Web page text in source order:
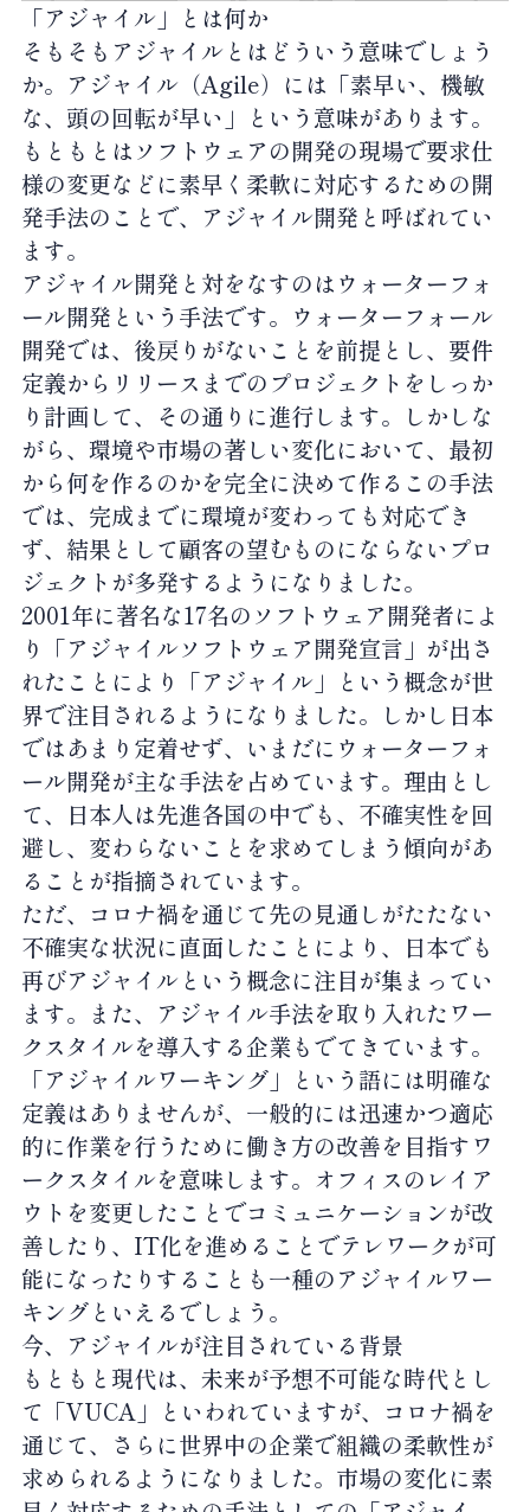
「アジャイル」とは何か
そもそもアジャイルとはどういう意味でしょう
か。アジャイル（Agile）には「素早い、機敏
な、頭の回転が早い」という意味があります。
もともとはソフトウェアの開発の現場で要求仕
様の変更などに素早く柔軟に対応するための開
発手法のことで、アジャイル開発と呼ばれてい
ます。
アジャイル開発と対をなすのはウォーターフォ
ール開発という手法です。ウォーターフォール
開発では、後戻りがないことを前提とし、要件
定義からリリースまでのプロジェクトをしっか
り計画して、その通りに進行します。しかしな
がら、環境や市場の著しい変化において、最初
から何を作るのかを完全に決めて作るこの手法
では、完成までに環境が変わっても対応でき
ず、結果として顧客の望むものにならないプロ
ジェクトが多発するようになりました。
2001年に著名な17名のソフトウェア開発者によ
り「アジャイルソフトウェア開発宣言」が出さ
れたことにより「アジャイル」という概念が世
界で注目されるようになりました。しかし日本
ではあまり定着せず、いまだにウォーターフォ
ール開発が主な手法を占めています。理由とし
て、日本人は先進各国の中でも、不確実性を回
避し、変わらないことを求めてしまう傾向があ
ることが指摘されています。
ただ、コロナ禍を通じて先の見通しがたたない
不確実な状況に直面したことにより、日本でも
再びアジャイルという概念に注目が集まってい
ます。また、アジャイル手法を取り入れたワー
クスタイルを導入する企業もでてきています。
「アジャイルワーキング」という語には明確な
定義はありませんが、一般的には迅速かつ適応
的に作業を行うために働き方の改善を目指すワ
ークスタイルを意味します。オフィスのレイア
ウトを変更したことでコミュニケーションが改
善したり、IT化を進めることでテレワークが可
能になったりすることも一種のアジャイルワー
キングといえるでしょう。
今、アジャイルが注目されている背景
もともと現代は、未来が予想不可能な時代とし
て「VUCA」といわれていますが、コロナ禍を
通じて、さらに世界中の企業で組織の柔軟性が
求められるようになりました。市場の変化に素